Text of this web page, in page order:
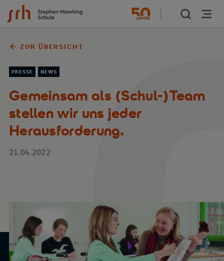
Zum Inhalt springen
ZUR ÜBERSICHT
PRESSE NEWS
Gemeinsam als (Schul-)Team
stellen wir uns jeder
Herausforderung.
21.04.2022